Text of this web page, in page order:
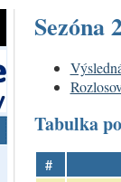
Sezóna
Tabulka
#